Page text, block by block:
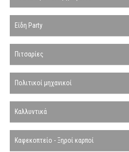
Είδη Party
Πιτσαρίες
Πολιτικοί μηχανικοί
Καλλυντικά
Καφεκοπτείο - Ξηροί καρποί